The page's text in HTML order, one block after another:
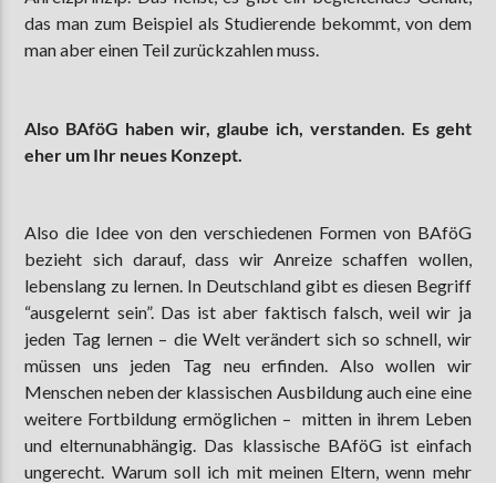
das man zum Beispiel als Studierende bekommt, von dem
man aber einen Teil zurückzahlen muss.
Also BAföG haben wir, glaube ich, verstanden. Es geht
eher um Ihr neues Konzept.
Also die Idee von den verschiedenen Formen von BAföG
bezieht sich darauf, dass wir Anreize schaffen wollen,
lebenslang zu lernen. In Deutschland gibt es diesen Begriff
“ausgelernt sein”. Das ist aber faktisch falsch, weil wir ja
jeden Tag lernen – die Welt verändert sich so schnell, wir
müssen uns jeden Tag neu erfinden. Also wollen wir
Menschen neben der klassischen Ausbildung auch eine eine
weitere Fortbildung ermöglichen – mitten in ihrem Leben
und elternunabhängig. Das klassische BAföG ist einfach
ungerecht. Warum soll ich mit meinen Eltern, wenn mehr